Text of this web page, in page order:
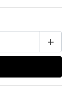
+